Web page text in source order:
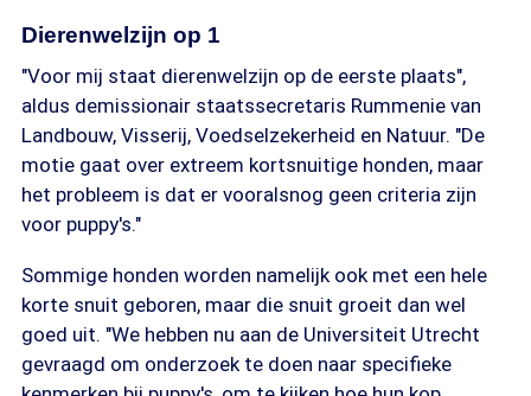
Dierenwelzijn op 1
"Voor mij staat dierenwelzijn op de eerste plaats",
aldus demissionair staatssecretaris Rummenie van
Landbouw, Visserij, Voedselzekerheid en Natuur. "De
motie gaat over extreem kortsnuitige honden, maar
het probleem is dat er vooralsnog geen criteria zijn
voor puppy's."
Sommige honden worden namelijk ook met een hele
korte snuit geboren, maar die snuit groeit dan wel
goed uit. "We hebben nu aan de Universiteit Utrecht
gevraagd om onderzoek te doen naar specifieke